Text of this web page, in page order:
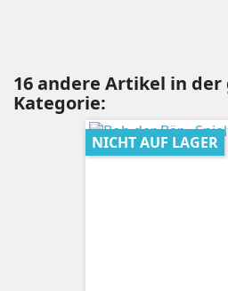
16 andere Artikel in der
Kategorie:
NICHT AUF LAGER